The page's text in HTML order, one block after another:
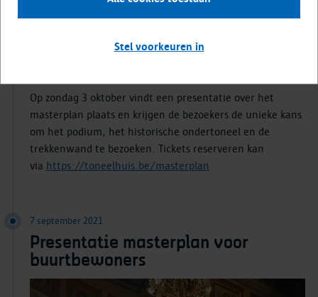
Op zondag 3 oktober vindt een presentatie over het
masterplan plaats en krijgen de bezoekers de unieke kans
om het podium, het historische ondertoneel en de
trekkenwand te bezoeken. Tickets reserveren kan
via https://toneelhuis.be/masterplan
7 september 2021
Presentatie masterplan voor
buurtbewoners
Stel voorkeuren in